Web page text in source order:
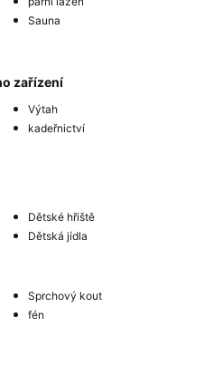
Sauna
zařízení
Výtah
kadeřnictví
Dětské hřiště
Dětská jídla
Sprchový kout
fén